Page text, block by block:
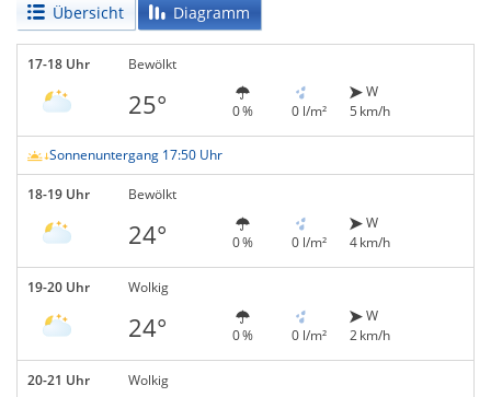
Übersicht Diagramm
17-18 Uhr Bewölkt
25° 0 % 0 l/m²
W
5 km/h
Sonnenuntergang 17:50 Uhr
18-19 Uhr Bewölkt
24° 0 % 0 l/m²
W
4 km/h
19-20 Uhr Wolkig
24° 0 % 0 l/m²
W
2 km/h
20-21 Uhr Wolkig